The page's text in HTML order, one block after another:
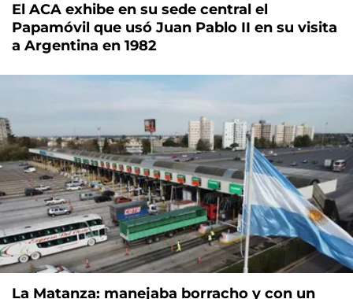
El ACA exhibe en su sede central el
Papamóvil que usó Juan Pablo II en su visita
a Argentina en 1982
La Matanza: manejaba borracho y con un